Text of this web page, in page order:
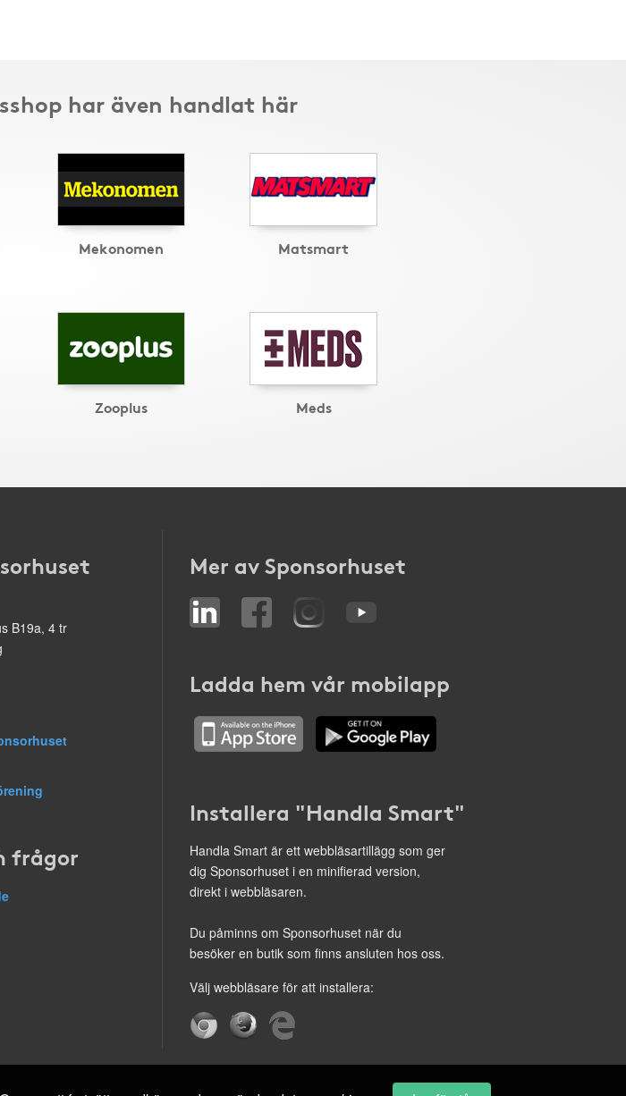
har även handlat här
Mekonomen Matsmart
Zooplus Meds
B19a, 4 tr
frågor
Mer av Sponsorhuset
Ladda hem vår mobilapp
Installera "Handla Smart"
Handla Smart är ett webbläsartillägg som ger
dig Sponsorhuset i en minifierad version,
direkt i webbläsaren.
Du påminns om Sponsorhuset när du
besöker en butik som finns ansluten hos oss.
Välj webbläsare för att installera: